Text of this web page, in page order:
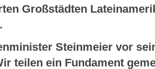
Großstädten
Steinmeier vor
teilen ein Fundament